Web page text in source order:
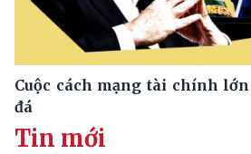
Cuộc cách mạng tài chính
đá
Tin mới